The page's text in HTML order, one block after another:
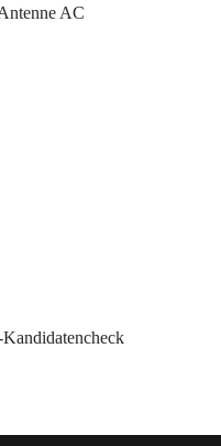
AC